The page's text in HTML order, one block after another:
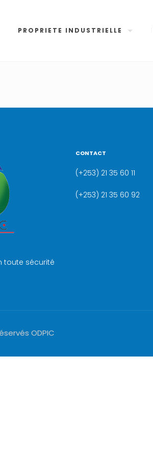
PROPRIETE INDUSTRIELLE
toute sécurité
CONTACT
(+253) 21 35 60 11
(+253) 21 35 60 92
ODPIC